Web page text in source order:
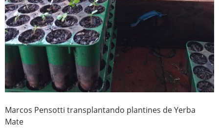
Marcos Pensotti transplantando plantines de Yerba
Mate